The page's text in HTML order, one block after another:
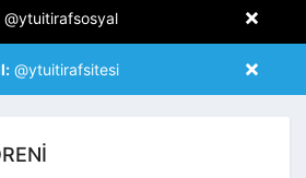
×
@ytuitirafsosyal
×
@ytuitirafsitesi